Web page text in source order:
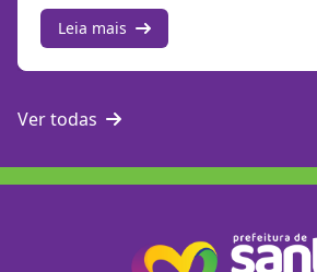
Leia mais
Ver todas